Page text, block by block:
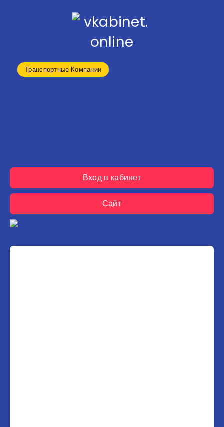
Транспортные Компании
Вход в кабинет
Сайт